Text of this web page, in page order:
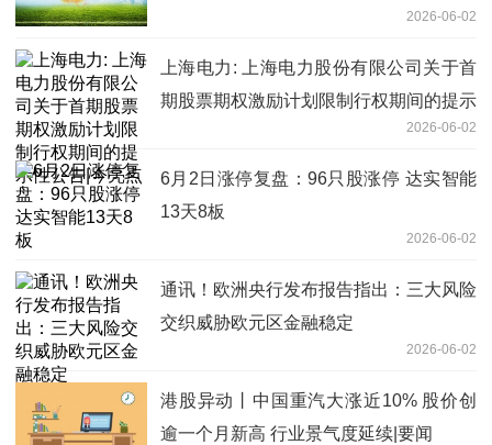
2026-06-02
上海电力: 上海电力股份有限公司关于首
期股票期权激励计划限制行权期间的提示
2026-06-02
6月2日涨停复盘：96只股涨停 达实智能
13天8板
2026-06-02
通讯！欧洲央行发布报告指出：三大风险
交织威胁欧元区金融稳定
2026-06-02
港股异动丨中国重汽大涨近10% 股价创
逾一个月新高 行业景气度延续|要闻